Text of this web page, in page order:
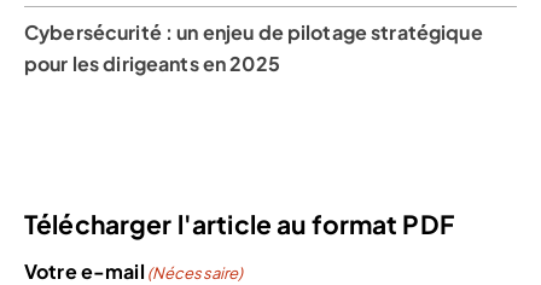
Cybersécurité : un enjeu de pilotage stratégique
pour les dirigeants en 2025
Télécharger l'article au format PDF
Votre e-mail (Nécessaire)